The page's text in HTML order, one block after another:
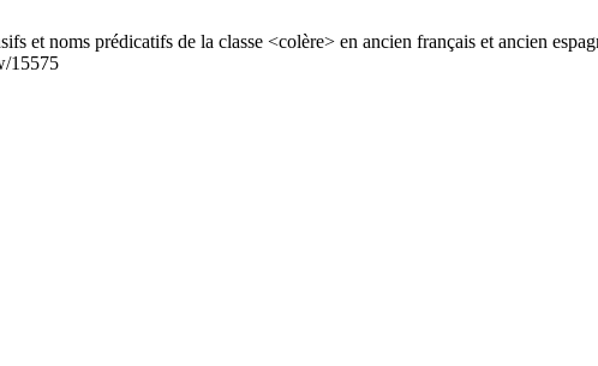
et noms prédicatifs de la classe <colère> en ancien français et ancien
15575